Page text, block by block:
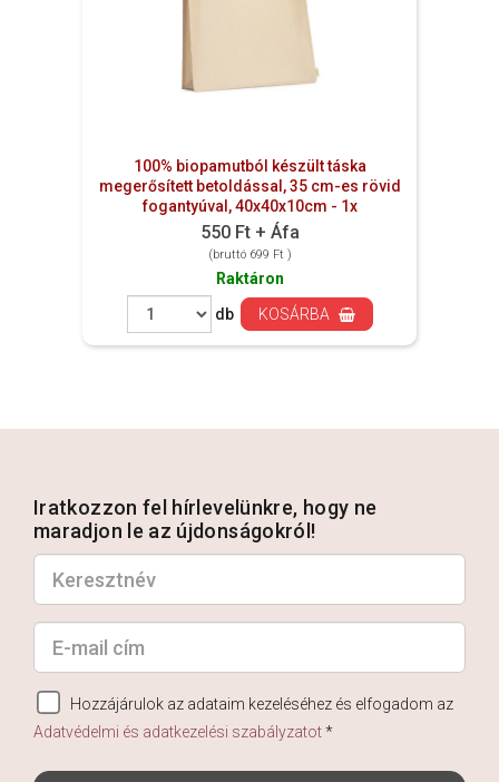
100% biopamutból készült táska
megerősített betoldással, 35 cm-es rövid
fogantyúval, 40x40x10cm - 1x
550 Ft + Áfa
(bruttó 699 Ft )
Raktáron
db
KOSÁRBA
Iratkozzon fel hírlevelünkre, hogy ne
maradjon le az újdonságokról!
Hozzájárulok az adataim kezeléséhez és elfogadom az
Adatvédelmi és adatkezelési szabályzatot*